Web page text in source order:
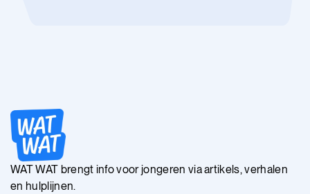
WAT WAT brengt info voor jongeren via artikels, verhalen
en hulplijnen.